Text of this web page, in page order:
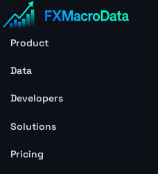
Product
Data
Developers
Solutions
Pricing